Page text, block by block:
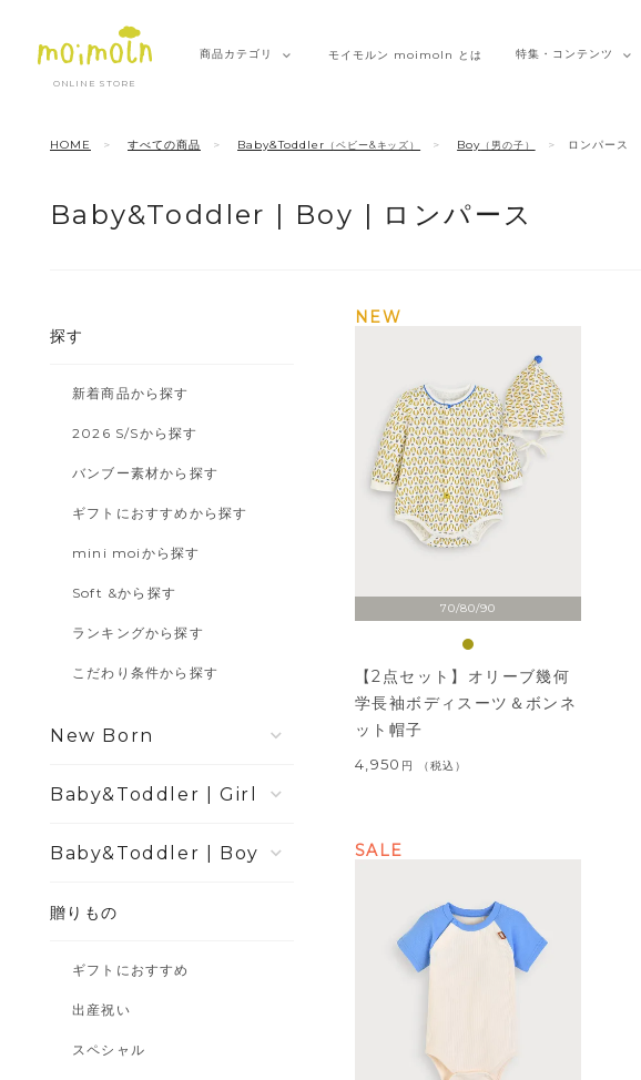
ONLINE STORE
商品カテゴリ モイモルン moimoln とは 特集・ コンテンツ
HOME すべての商品 Baby&Toddler （ベビー&キッズ） Boy （男の子） ロンパース
Baby&Toddler | Boy | ロンパース
探す
新着商品から探す
2026 S/Sから探す
バンブー素材から探す
ギフトにおすすめから探す
mini moiから探す
Soft &から探す
ランキングから探す
こだわり条件から探す
New Born
Girl
Boy
贈りもの
ギフトにおすすめ
出産祝い
スペシャル
70/80/90
NEW
【2点セット】オリーブ幾何
学長袖ボディスーツ＆ボンネ
ット帽子
4,950 税込
SALE